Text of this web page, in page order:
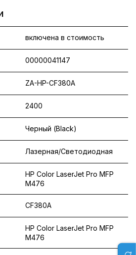
включена в стоимость
00000041147
ZA-HP-CF380A
2400
Черный (Black)
Лазерная/Светодиодная
HP Color LaserJet Pro MFP
M476
CF380A
HP Color LaserJet Pro MFP
M476